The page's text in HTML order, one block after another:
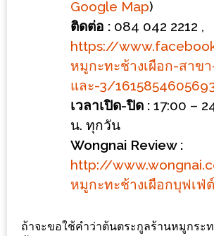
16
ร้าน
อร่อย
ที่
ต้อง
มา
ลอง
ถนน
คน
วัน
Google Map)
ติดต่อ : 084 042 2212 ,
https://
หมูกะทะช้างเผือก-สาข
และ-3/
เวลาเปิด-ปิด : 17:00 –
น. ทุกวัน
Wongnai Review :
http://
หมูกะทะช้างเผือกบุฟเฟ่ต์
ถ้าจะขอใช้คำว่าต้นตระกูลร้านหมูกระ